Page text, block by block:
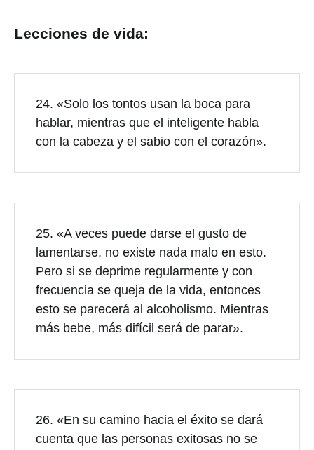
Lecciones de vida:
24. «Solo los tontos usan la boca para
hablar, mientras que el inteligente habla
con la cabeza y el sabio con el corazón».
25. «A veces puede darse el gusto de
lamentarse, no existe nada malo en esto.
Pero si se deprime regularmente y con
frecuencia se queja de la vida, entonces
esto se parecerá al alcoholismo. Mientras
más bebe, más difícil será de parar».
26. «En su camino hacia el éxito se dará
cuenta que las personas exitosas no se